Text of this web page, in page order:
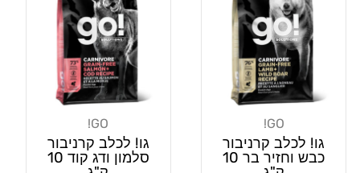
GO!
גו! לכלב קרניבור
כבש וחזיר בר 10
GO!
גו! לכלב קרניבור
סלמון ודג קוד 10